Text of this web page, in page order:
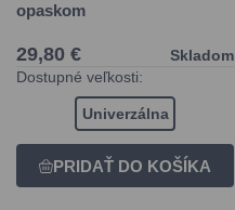
opaskom
29,80 €
Skladom
Dostupné veľkosti:
Univerzálna